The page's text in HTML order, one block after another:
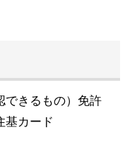
できるもの）免許
基カード